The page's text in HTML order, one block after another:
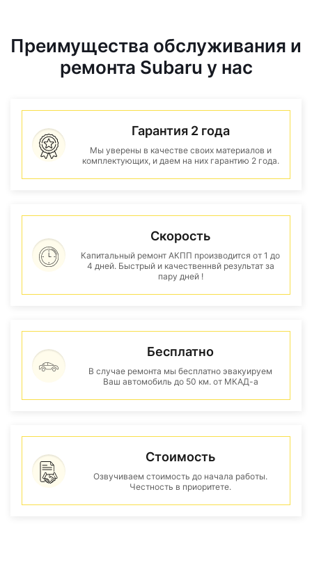
Преимущества обслуживания и
ремонта Subaru у нас
Гарантия 2 года
Мы уверены в качестве своих материалов и
комплектующих, и даем на них гарантию 2 года.
Скорость
Капитальный ремонт АКПП производится от 1 до
4 дней. Быстрый и качественнвй результат за
пару дней !
Бесплатно
В случае ремонта мы бесплатно эвакуируем
Ваш автомобиль до 50 км. от МКАД-а
Стоимость
Озвучиваем стоимость до начала работы.
Честность в приоритете.